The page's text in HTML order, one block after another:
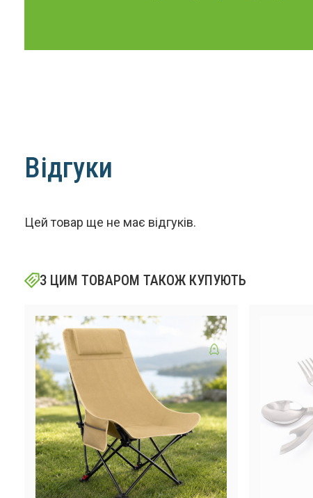
Відгуки
Цей товар ще не має відгуків.
З ЦИМ ТОВАРОМ ТАКОЖ КУПУЮТЬ